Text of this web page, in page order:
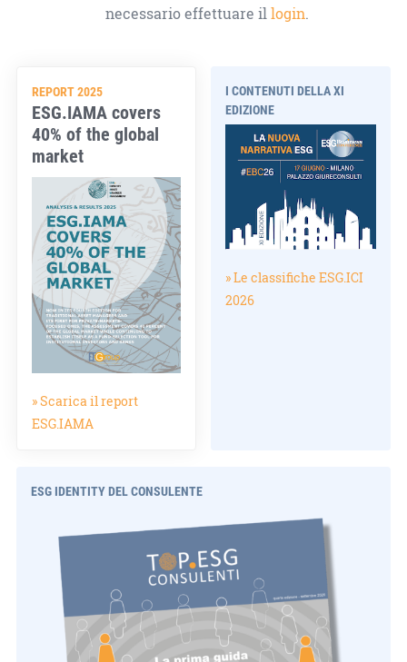
necessario effettuare illogin.
REPORT 2025
ESG.IAMA covers
40% of the global
market
» Scarica il report
ESG.IAMA
I CONTENUTI DELLA XI
EDIZIONE
» Le classifiche ESG.ICI
2026
ESG IDENTITY DEL CONSULENTE